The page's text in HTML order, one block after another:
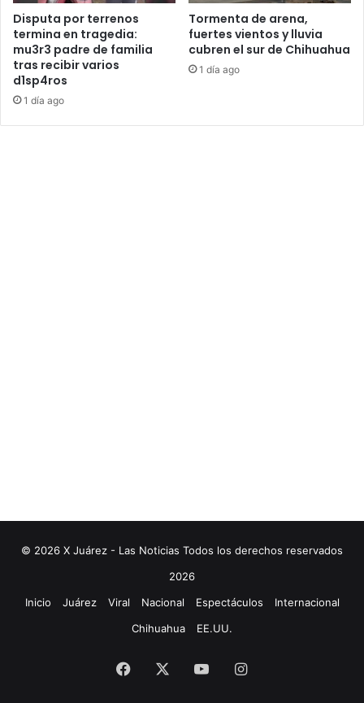
Disputa por terrenos
termina en tragedia:
mu3r3 padre de familia
tras recibir varios
d1sp4ros
1 día ago
Tormenta de arena,
fuertes vientos y lluvia
cubren el sur de Chihuahua
1 día ago
© 2026 X Juárez - Las Noticias Todos los derechos reservados
2026
Inicio
Juárez Viral Nacional Espectáculos
Internacional
Chihuahua
EE.UU.
Facebook YouTubeInstagram